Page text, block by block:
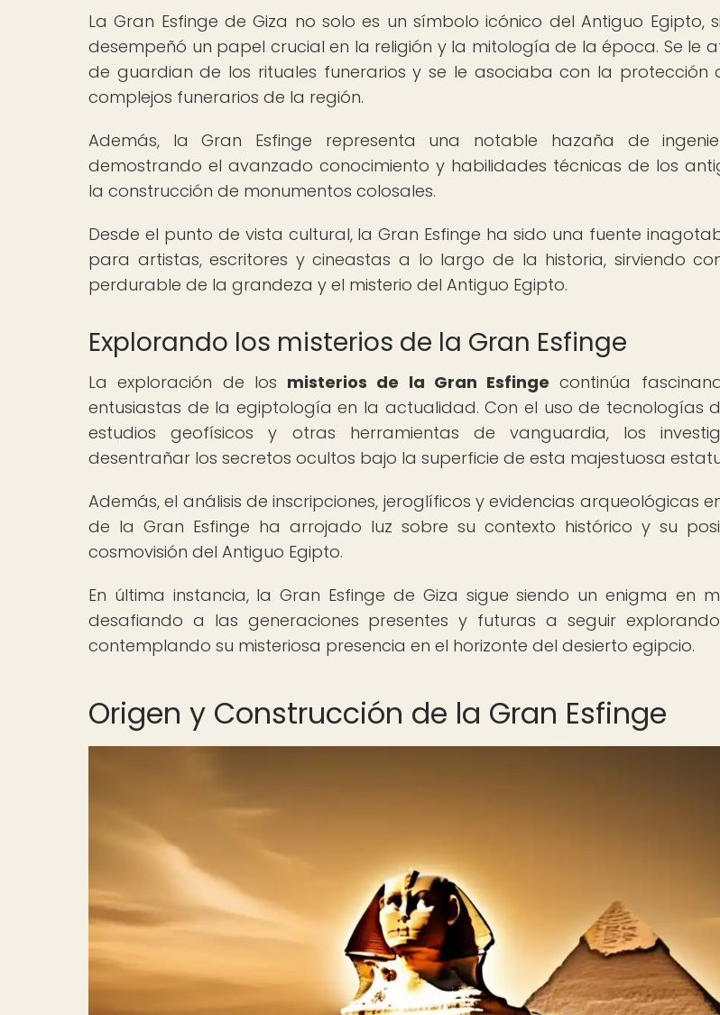
La Gran Esfinge de Giza no solo es un símbolo icónico del Antiguo Egipto,
desempeñó un papel crucial en la religión y la mitología de la época. Se le
de guardian de los rituales funerarios y se le asociaba con la protección
complejos funerarios de la región.
Además, la Gran Esfinge representa una notable hazaña de
demostrando el avanzado conocimiento y habilidades técnicas de los
la construcción de monumentos colosales.
Desde el punto de vista cultural, la Gran Esfinge ha sido una fuente
para artistas, escritores y cineastas a lo largo de la historia, sirviendo
perdurable de la grandeza y el misterio del Antiguo Egipto.
Explorando los misterios de la Gran Esfinge
La exploración de los misterios de la Gran Esfinge continúa
entusiastas de la egiptología en la actualidad. Con el uso de tecnologías
estudios geofísicos y otras herramientas de vanguardia, los
desentrañar los secretos ocultos bajo la superficie de esta majestuosa
Además, el análisis de inscripciones, jeroglíficos y evidencias arqueológicas
de la Gran Esfinge ha arrojado luz sobre su contexto histórico y su
cosmovisión del Antiguo Egipto.
En última instancia, la Gran Esfinge de Giza sigue siendo un enigma en
desafiando a las generaciones presentes y futuras a seguir
contemplando su misteriosa presencia en el horizonte del desierto egipcio.
Origen y Construcción de la Gran Esfinge